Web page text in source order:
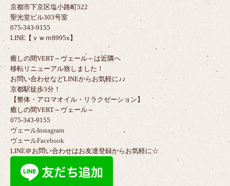
京都市下京区塩小路町522
聖光堂ビル303号室
075-343-9155
LINE【ｖｗｍ8995x】
癒しの間VERT～ヴェール～は近隣へ
移転リニューアル致しました！
お問い合わせなどLINEからお気軽に♪♪
京都駅徒歩3分！
【整体・アロマオイル・リラクゼーション】
癒しの間VERT～ヴェール～
075-343-9155
ヴェールInstagram
ヴェールFacebook
LINE＠お問い合わせはお友達登録からお気軽に☆